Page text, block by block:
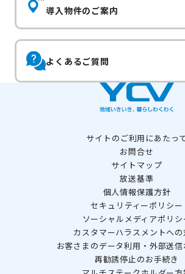
導入物件のご案内
よくあるご質問
サイトのご利用にあたっ
お問合せ
サイトマップ
放送基準
個人情報保護方針
セキュリティーポリシー
ソーシャルメディアポリシ
カスタマーハラスメントへ
お客さまのデータ利用・外部送
再勧誘停止のお手続き